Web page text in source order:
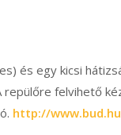
és egy kicsi
felvihető
http://www.bud.hu